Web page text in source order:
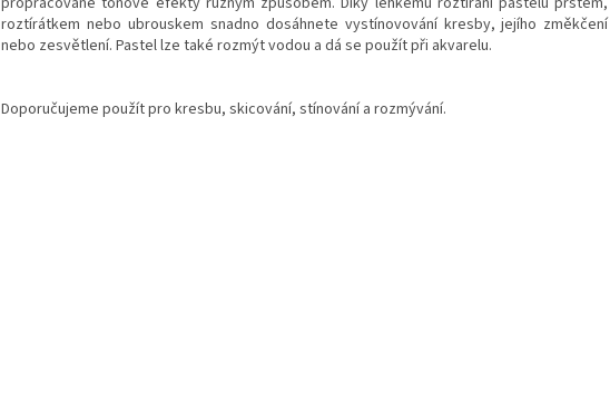
roztírátkem nebo ubrouskem snadno dosáhnete vystínovování kresby, jejího změkčení
nebo zesvětlení. Pastel lze také rozmýt vodou a dá se použít při akvarelu.
Doporučujeme použít pro kresbu, skicování, stínování a rozmývání.